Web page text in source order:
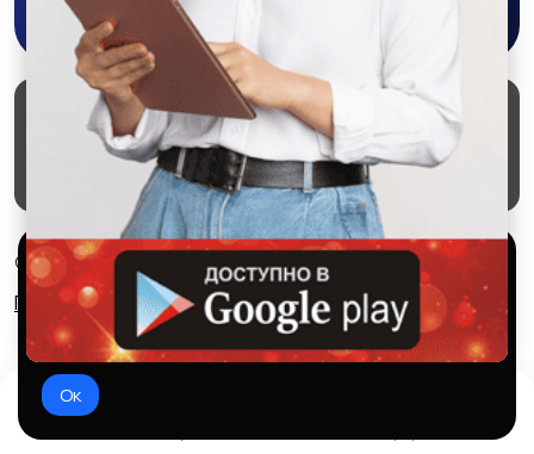
Маркеты Блог
О проекте
Служба поддержки
Удаление аккаунта
Партнерка
© 2026 SALEX МАРКЕТ
Правила сервиса
Конфиденциальность
Используем куки и рекомендательные
технологии
Это чтобы сайт работал лучше. Оставаясь с нами, вы
соглашаетесь на использование файлов куки.
Ок